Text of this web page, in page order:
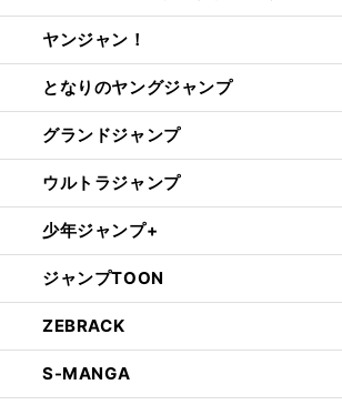
ヤンジャン！
となりのヤングジャンプ
グランドジャンプ
ウルトラジャンプ
少年ジャンプ+
ジャンプTOON
ZEBRACK
S-MANGA